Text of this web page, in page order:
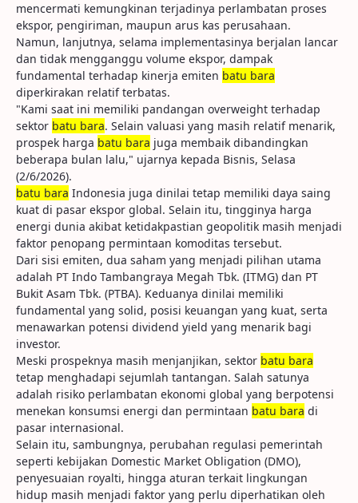
mencermati kemungkinan terjadinya perlambatan proses
ekspor, pengiriman, maupun arus kas perusahaan.
Namun, lanjutnya, selama implementasinya berjalan lancar
dan tidak mengganggu volume ekspor, dampak
fundamental terhadap kinerja emiten batu bara
diperkirakan relatif terbatas.
"Kami saat ini memiliki pandangan overweight terhadap
sektor batu bara. Selain valuasi yang masih relatif menarik,
prospek harga batu bara juga membaik dibandingkan
beberapa bulan lalu," ujarnya kepada Bisnis, Selasa
(2/6/2026).
batu bara Indonesia juga dinilai tetap memiliki daya saing
kuat di pasar ekspor global. Selain itu, tingginya harga
energi dunia akibat ketidakpastian geopolitik masih menjadi
faktor penopang permintaan komoditas tersebut.
Dari sisi emiten, dua saham yang menjadi pilihan utama
adalah PT Indo Tambangraya Megah Tbk. (ITMG) dan PT
Bukit Asam Tbk. (PTBA). Keduanya dinilai memiliki
fundamental yang solid, posisi keuangan yang kuat, serta
menawarkan potensi dividend yield yang menarik bagi
investor.
Meski prospeknya masih menjanjikan, sektor batu bara
tetap menghadapi sejumlah tantangan. Salah satunya
adalah risiko perlambatan ekonomi global yang berpotensi
menekan konsumsi energi dan permintaan batu bara di
pasar internasional.
Selain itu, sambungnya, perubahan regulasi pemerintah
seperti kebijakan Domestic Market Obligation (DMO),
penyesuaian royalti, hingga aturan terkait lingkungan
hidup masih menjadi faktor yang perlu diperhatikan oleh